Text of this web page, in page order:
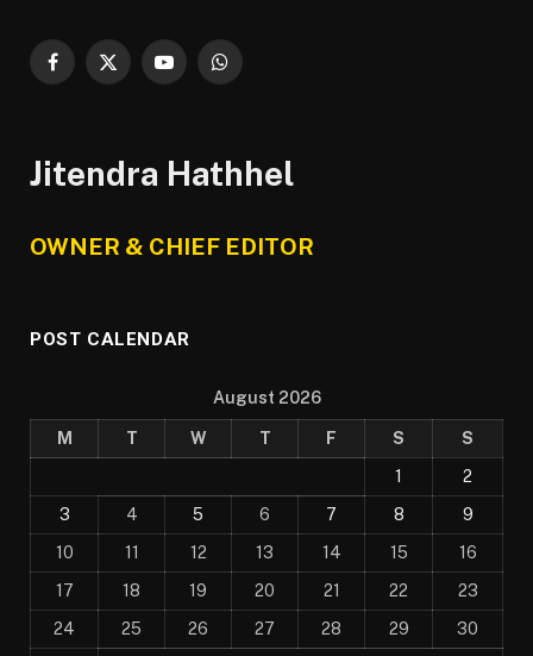
Facebook
X
YouTubeWhatsApp
Jitendra Hathhel
OWNER & CHIEF EDITOR
POST CALENDAR
August 2026
M T W T F S
S
1
2
3
4 5 6 7 8
9
10
11 12 13 14 15
16
17
18 19 20 21 22
23
24
25 26 27 28 29
30